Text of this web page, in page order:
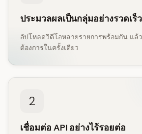
ประมวลผลเป็นกลุ่มอย่างรวดเร็ว
อัปโหลดวิดีโอหลายรายการพร้อมกัน แ
ต้องการในครั้งเดียว
2
เชื่อมต่อ API อย่างไร้รอยต่อ